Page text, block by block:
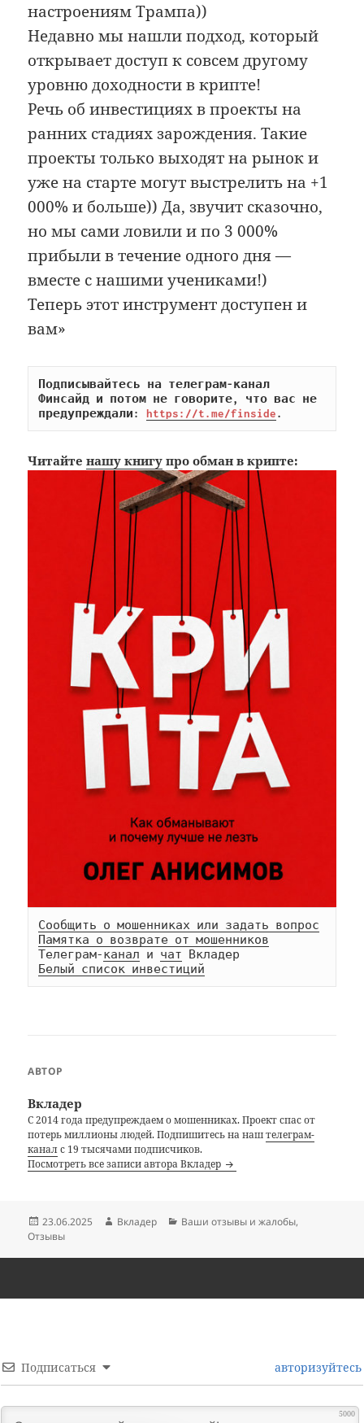
настроениям Трампа))
Недавно мы нашли подход, который
открывает доступ к совсем другому
уровню доходности в крипте!
Речь об инвестициях в проекты на
ранних стадиях зарождения. Такие
проекты только выходят на рынок и
уже на старте могут выстрелить на +1
000% и больше)) Да, звучит сказочно,
но мы сами ловили и по 3 000%
прибыли в течение одного дня —
вместе с нашими учениками!)
Теперь этот инструмент доступен и
вам»
Подписывайтесь на телеграм-канал
Финсайд и потом не говорите, что вас не
предупреждали: https://t.me/finside.
Читайтенашу книгу про обман в крипте:
Сообщить о мошенниках или задать вопрос
Памятка о возврате от мошенников
Телеграм-канал и чат
Белый список инвестиций
АВТОР
Вкладер
С 2014 года предупреждаем о мошенниках. Проект спас от
потерь миллионы людей. Подпишитесь на наштелеграм-
каналс 19 тысячами подписчиков.
Посмотреть все записи автора Вкладер
Опубликовано
23.06.2025 Автор
Вкладер Рубрики
Ваши отзывы и жалобы,
Отзывы
Подписаться авторизуйтесь
5000